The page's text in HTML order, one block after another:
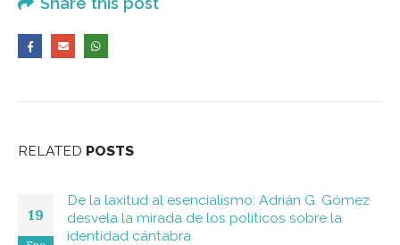
RELATED POSTS
19
De la laxitud al esencialismo: Adrián G. Gómez
desvela la mirada de los políticos sobre la
identidad cántabra